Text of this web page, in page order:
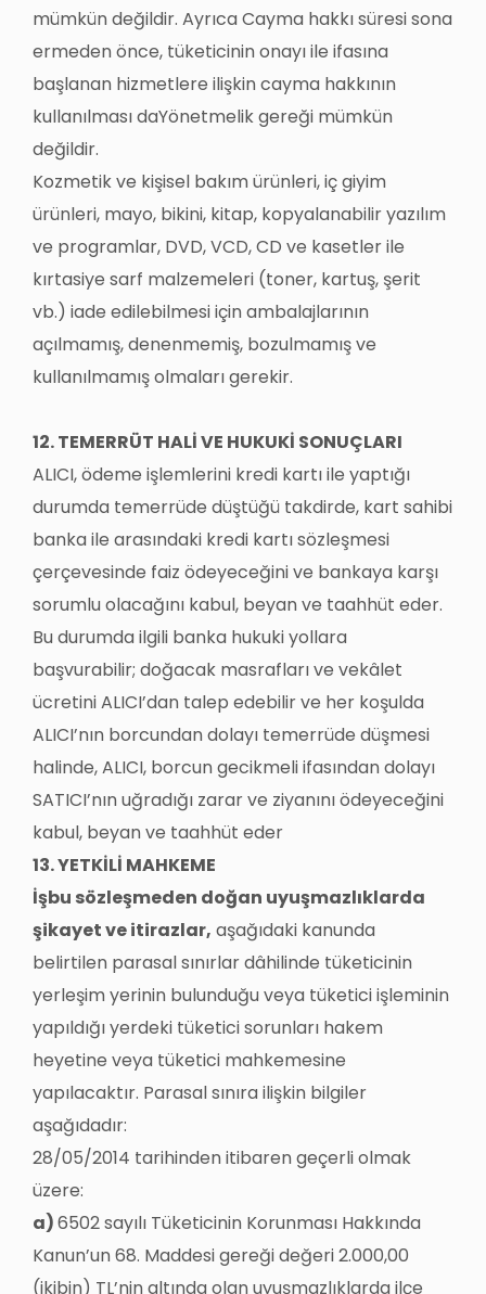
mümkün değildir. Ayrıca Cayma hakkı süresi sona
ermeden önce, tüketicinin onayı ile ifasına
başlanan hizmetlere ilişkin cayma hakkının
kullanılması daYönetmelik gereği mümkün
değildir.
Kozmetik ve kişisel bakım ürünleri, iç giyim
ürünleri, mayo, bikini, kitap, kopyalanabilir yazılım
ve programlar, DVD, VCD, CD ve kasetler ile
kırtasiye sarf malzemeleri (toner, kartuş, şerit
vb.) iade edilebilmesi için ambalajlarının
açılmamış, denenmemiş, bozulmamış ve
kullanılmamış olmaları gerekir.
12. TEMERRÜT HALİ VE HUKUKİ SONUÇLARI
ALICI, ödeme işlemlerini kredi kartı ile yaptığı
durumda temerrüde düştüğü takdirde, kart sahibi
banka ile arasındaki kredi kartı sözleşmesi
çerçevesinde faiz ödeyeceğini ve bankaya karşı
sorumlu olacağını kabul, beyan ve taahhüt eder.
Bu durumda ilgili banka hukuki yollara
başvurabilir; doğacak masrafları ve vekâlet
ücretini ALICI’dan talep edebilir ve her koşulda
ALICI’nın borcundan dolayı temerrüde düşmesi
halinde, ALICI, borcun gecikmeli ifasından dolayı
SATICI’nın uğradığı zarar ve ziyanını ödeyeceğini
kabul, beyan ve taahhüt eder
13. YETKİLİ MAHKEME
İşbu sözleşmeden doğan uyuşmazlıklarda
şikayet ve itirazlar, aşağıdaki kanunda
belirtilen parasal sınırlar dâhilinde tüketicinin
yerleşim yerinin bulunduğu veya tüketici işleminin
yapıldığı yerdeki tüketici sorunları hakem
heyetine veya tüketici mahkemesine
yapılacaktır. Parasal sınıra ilişkin bilgiler
aşağıdadır:
28/05/2014 tarihinden itibaren geçerli olmak
üzere:
a)6502 sayılı Tüketicinin Korunması Hakkında
Kanun’un 68. Maddesi gereği değeri 2.000,00
(ikibin) TL’nin altında olan uyuşmazlıklarda ilçe